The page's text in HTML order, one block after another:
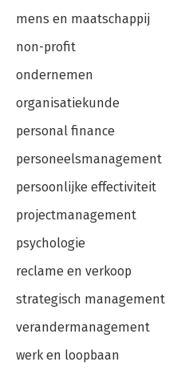
mens en maatschappij
non-profit
ondernemen
organisatiekunde
personal finance
personeelsmanagement
persoonlijke effectiviteit
projectmanagement
psychologie
reclame en verkoop
strategisch management
verandermanagement
werk en loopbaan